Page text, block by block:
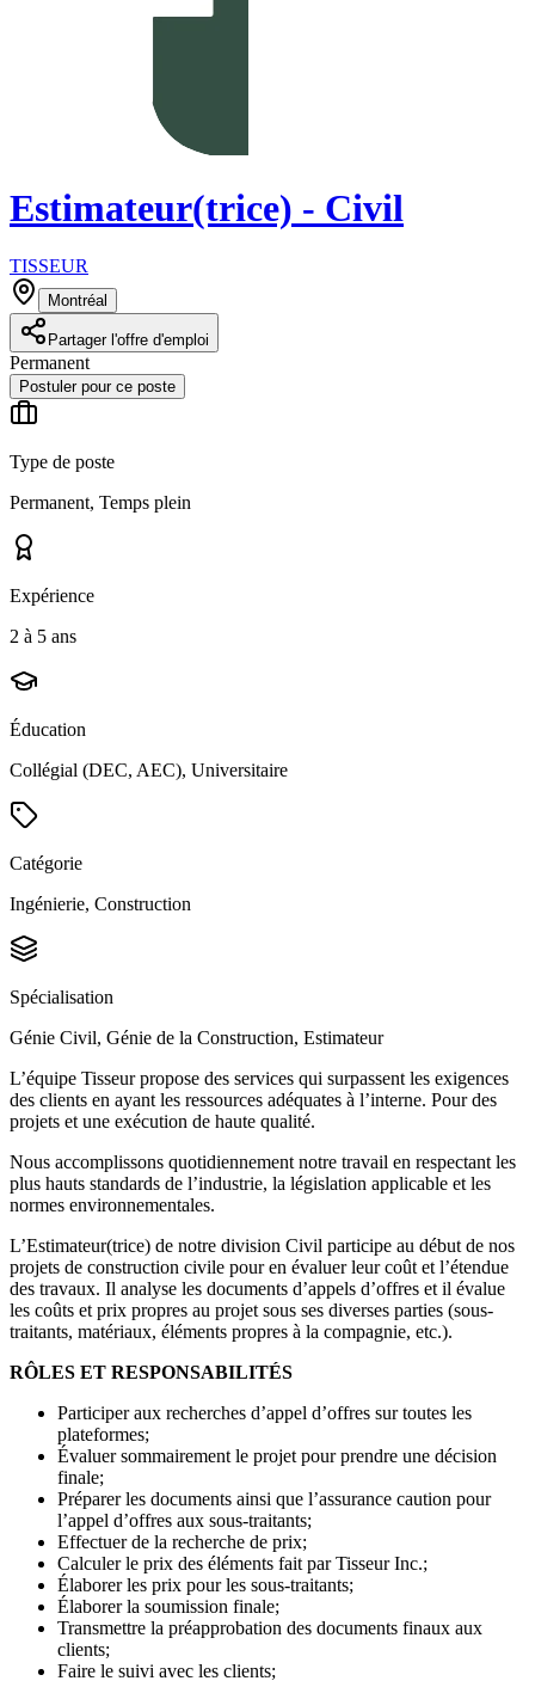
Estimateur(trice) - Civil
TISSEUR
Montréal
Partager l'offre d'emploi
Permanent
Postuler pour ce poste
Type de poste
Permanent, Temps plein
Expérience
2 à 5 ans
Éducation
Collégial (DEC, AEC), Universitaire
Catégorie
Ingénierie, Construction
Spécialisation
Génie Civil, Génie de la Construction, Estimateur
L’équipe Tisseur propose des services qui surpassent les exigences
des clients en ayant les ressources adéquates à l’interne. Pour des
projets et une exécution de haute qualité.
Nous accomplissons quotidiennement notre travail en respectant les
plus hauts standards de l’industrie, la législation applicable et les
normes environnementales.
L’Estimateur(trice) de notre division Civil participe au début de nos
projets de construction civile pour en évaluer leur coût et l’étendue
des travaux. Il analyse les documents d’appels d’offres et il évalue
les coûts et prix propres au projet sous ses diverses parties (sous-
traitants, matériaux, éléments propres à la compagnie, etc.).
RÔLES ET RESPONSABILITÉS
Participer aux recherches d’appel d’offres sur toutes les
plateformes;
Évaluer sommairement le projet pour prendre une décision
finale;
Préparer les documents ainsi que l’assurance caution pour
l’appel d’offres aux sous-traitants;
Effectuer de la recherche de prix;
Calculer le prix des éléments fait par Tisseur Inc.;
Élaborer les prix pour les sous-traitants;
Élaborer la soumission finale;
Transmettre la préapprobation des documents finaux aux
clients;
Faire le suivi avec les clients;